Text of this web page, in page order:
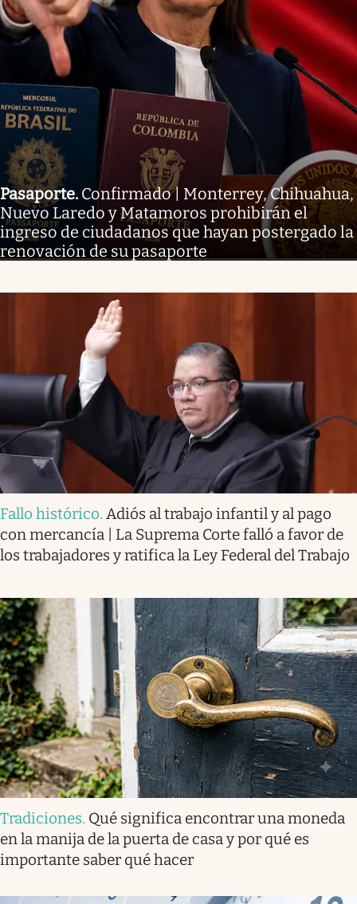
Pasaporte. Confirmado | Monterrey, Chihuahua,
Nuevo Laredo y Matamoros prohibirán el
ingreso de ciudadanos que hayan postergado la
renovación de su pasaporte
Fallo histórico. Adiós al trabajo infantil y al pago
con mercancía | La Suprema Corte falló a favor de
los trabajadores y ratifica la Ley Federal del Trabajo
Tradiciones. Qué significa encontrar una moneda
en la manija de la puerta de casa y por qué es
importante saber qué hacer